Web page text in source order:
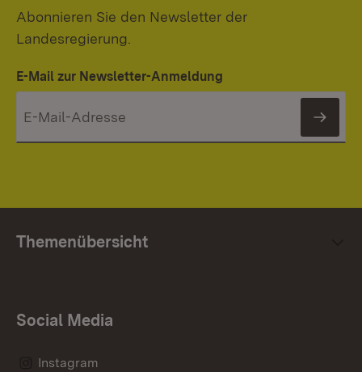
Abonnieren Sie den Newsletter der
Landesregierung.
E-Mail zur Newsletter-Anmeldung
Themenübersicht
Social Media
Instagram